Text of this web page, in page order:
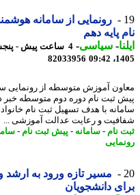
رونمایی از سامانه هوشمند
پایه دهم
-سیاسی-
82033956
آموزش متوسطه از رونمایی
ثبت نام دوره دوم متوسطه خبر داد
با هدف تسهیل ثبت نام خانواده
و رعایت عدالت آموزشی ...
نام-سامانه-پیش ثبت نام-سامانه
مسیر تازه ورود به ارشد و
دانشجویان